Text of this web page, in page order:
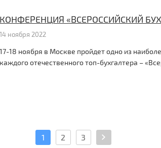
КОНФЕРЕНЦИЯ «ВСЕРОССИЙСКИЙ
14 ноября 2022
17-18 ноября в Москве пройдет одно из
каждого отечественного топ-бухгалтера –
1 2 3